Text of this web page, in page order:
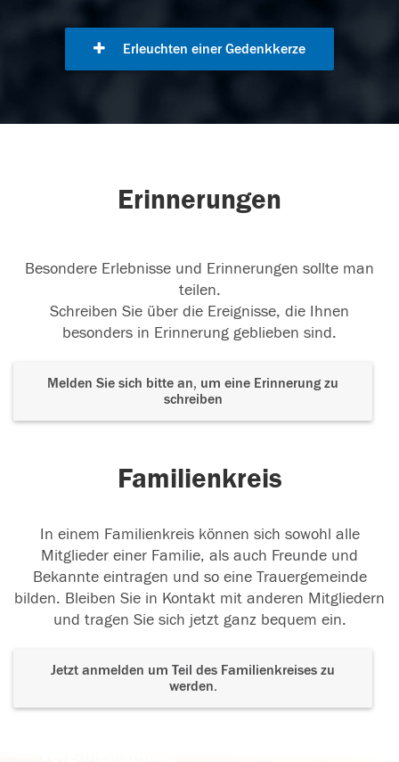
Erleuchten einer Gedenkkerze
Erinnerungen
Besondere Erlebnisse und Erinnerungen sollte man
teilen.
Schreiben Sie über die Ereignisse, die Ihnen
besonders in Erinnerung geblieben sind.
Melden Sie sich bitte an, um eine Erinnerung zu
schreiben
Familienkreis
In einem Familienkreis können sich sowohl alle
Mitglieder einer Familie, als auch Freunde und
Bekannte eintragen und so eine Trauergemeinde
bilden. Bleiben Sie in Kontakt mit anderen Mitgliedern
und tragen Sie sich jetzt ganz bequem ein.
Jetzt anmelden um Teil des Familienkreises zu
werden.